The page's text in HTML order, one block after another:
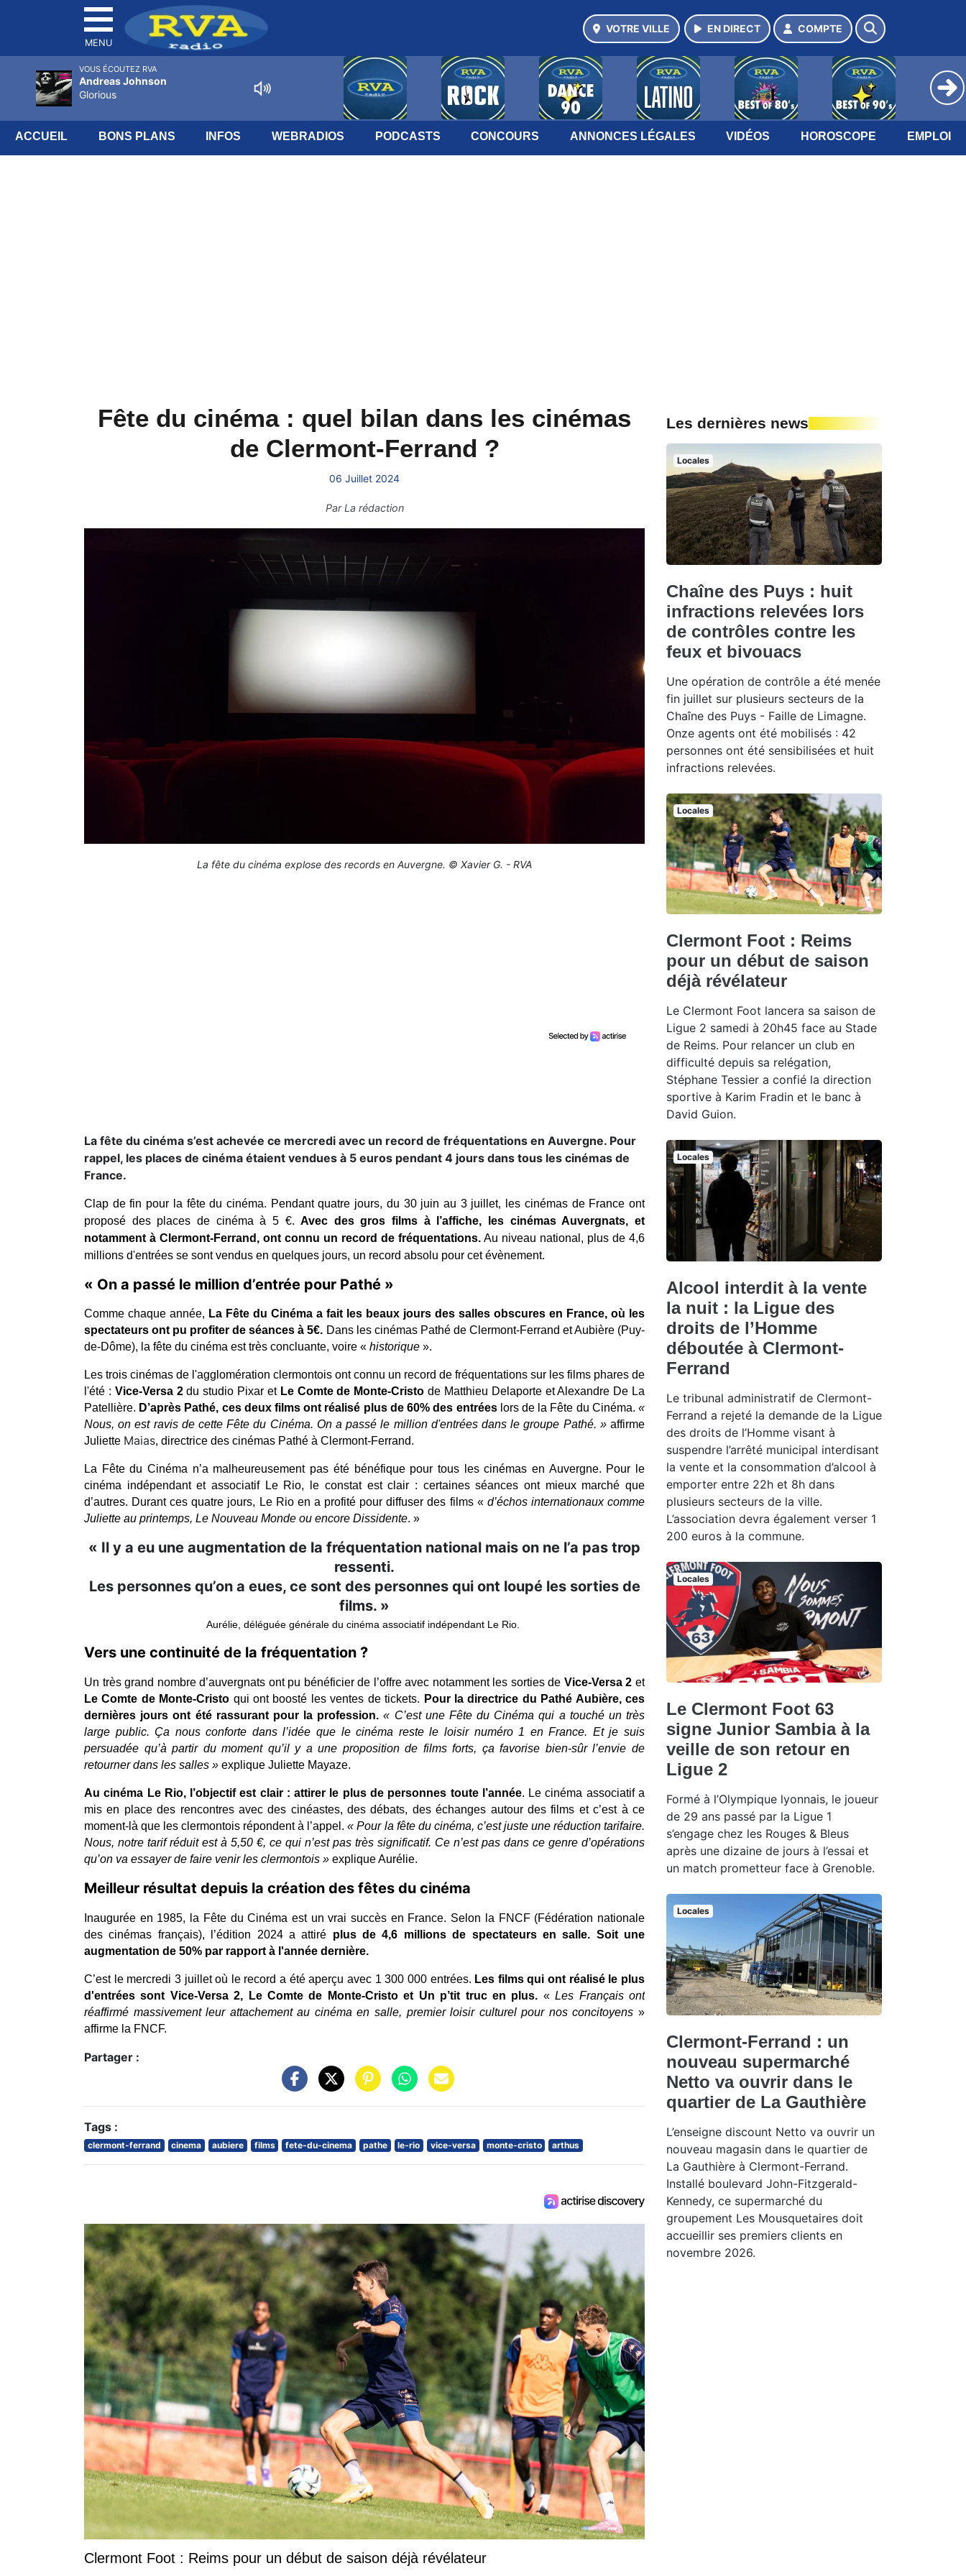
MENU
VOTRE VILLE EN DIRECT COMPTE
ACCUEIL BONS PLANS INFOS WEBRADIOS PODCASTS CONCOURS ANNONCES LÉGALES VIDÉOS HOROSCOPE EMPLOI
Fête du cinéma : quel bilan dans les cinémas
de Clermont-Ferrand ?
06 Juillet 2024
ParLa rédaction
La fête du cinéma explose des records en Auvergne. © Xavier G. - RVA
La fête du cinéma s’est achevée ce mercredi avec un record de fréquentations en Auvergne. Pour
rappel, les places de cinéma étaient vendues à 5 euros pendant 4 jours dans tous les cinémas de
France.
Clap de fin pour la fête du cinéma. Pendant quatre jours, du 30 juin au 3 juillet, les cinémas de France ont
proposé des places de cinéma à 5 €. Avec des gros films à l’affiche, les cinémas Auvergnats, et
notamment à Clermont-Ferrand, ont connu un record de fréquentations. Au niveau national, plus de 4,6
millions d'entrées se sont vendus en quelques jours, un record absolu pour cet évènement.
« On a passé le million d’entrée pour Pathé »
Comme chaque année, La Fête du Cinéma a fait les beaux jours des salles obscures en France, où les
spectateurs ont pu profiter de séances à 5€. Dans les cinémas Pathé de Clermont-Ferrand et Aubière (Puy-
de-Dôme), la fête du cinéma est très concluante, voire « historique ».
Les trois cinémas de l'agglomération clermontois ont connu un record de fréquentations sur les films phares de
l'été : Vice-Versa 2 du studio Pixar et Le Comte de Monte-Cristo de Matthieu Delaporte et Alexandre De La
Patellière. D’après Pathé, ces deux films ont réalisé plus de 60% des entrées lors de la Fête du Cinéma. «
Nous, on est ravis de cette Fête du Cinéma. On a passé le million d'entrées dans le groupe Pathé. » affirme
Juliette Maias, directrice des cinémas Pathé à Clermont-Ferrand.
La Fête du Cinéma n’a malheureusement pas été bénéfique pour tous les cinémas en Auvergne. Pour le
cinéma indépendant et associatif Le Rio, le constat est clair : certaines séances ont mieux marché que
d’autres. Durant ces quatre jours, Le Rio en a profité pour diffuser des films « d’échos internationaux comme
Juliette au printemps, Le Nouveau Monde ou encore Dissidente. »
« Il y a eu une augmentation de la fréquentation national mais on ne l’a pas trop
ressenti.
Les personnes qu’on a eues, ce sont des personnes qui ont loupé les sorties de
films. »
Aurélie, déléguée générale du cinéma associatif indépendant Le Rio.
Vers une continuité de la fréquentation ?
Un très grand nombre d’auvergnats ont pu bénéficier de l’offre avec notamment les sorties de Vice-Versa 2
Le Comte de Monte-Cristo qui ont boosté les ventes de tickets. Pour la directrice du Pathé Aubière, ces
dernières jours ont été rassurant pour la profession. « C’est une Fête du Cinéma qui a touché un très
large public. Ça nous conforte dans l’idée que le cinéma reste le loisir numéro 1 en France. Et je suis
persuadée qu’à partir du moment qu’il y a une proposition de films forts, ça favorise bien-sûr l’envie de
retourner dans les salles » explique Juliette Mayaze.
Au cinéma Le Rio, l’objectif est clair : attirer le plus de personnes toute l’année. Le cinéma associatif a
mis en place des rencontres avec des cinéastes, des débats, des échanges autour des films et c’est à ce
moment-là que les clermontois répondent à l’appel. « Pour la fête du cinéma, c’est juste une réduction tarifaire.
Nous, notre tarif réduit est à 5,50 €, ce qui n’est pas très significatif. Ce n’est pas dans ce genre d’opérations
qu’on va essayer de faire venir les clermontois » explique Aurélie.
Meilleur résultat depuis la création des fêtes du cinéma
Inaugurée en 1985, la Fête du Cinéma est un vrai succès en France. Selon la FNCF (Fédération nationale
des cinémas français), l’édition 2024 a attiré plus de 4,6 millions de spectateurs en salle. Soit une
augmentation de 50% par rapport à l'année dernière.
C’est le mercredi 3 juillet où le record a été aperçu avec 1 300 000 entrées. Les films qui ont réalisé le plus
d'entrées sont Vice-Versa 2, Le Comte de Monte-Cristo et Un p’tit truc en plus. « Les Français ont
réaffirmé massivement leur attachement au cinéma en salle, premier loisir culturel pour nos concitoyens »
affirme la FNCF.
Partager :
Tags :
clermont-ferrand cinema aubiere films fete-du-cinema pathe le-rio vice-versa monte-cristo arthus
Clermont Foot : Reims pour un début de saison déjà révélateur
Les dernières news
Locales
Chaîne des Puys : huit
infractions relevées lors
de contrôles contre les
feux et bivouacs
Une opération de contrôle a été menée
fin juillet sur plusieurs secteurs de la
Chaîne des Puys - Faille de Limagne.
Onze agents ont été mobilisés : 42
personnes ont été sensibilisées et huit
infractions relevées.
Locales
Clermont Foot : Reims
pour un début de saison
déjà révélateur
Le Clermont Foot lancera sa saison de
Ligue 2 samedi à 20h45 face au Stade
de Reims. Pour relancer un club en
difficulté depuis sa relégation,
Stéphane Tessier a confié la direction
sportive à Karim Fradin et le banc à
David Guion.
Locales
Alcool interdit à la vente
la nuit : la Ligue des
droits de l’Homme
déboutée à Clermont-
Ferrand
Le tribunal administratif de Clermont-
Ferrand a rejeté la demande de la Ligue
des droits de l’Homme visant à
suspendre l’arrêté municipal interdisant
la vente et la consommation d’alcool à
emporter entre 22h et 8h dans
plusieurs secteurs de la ville.
L’association devra également verser 1
200 euros à la commune.
Locales
Le Clermont Foot 63
signe Junior Sambia à la
veille de son retour en
Ligue 2
Formé à l’Olympique lyonnais, le joueur
de 29 ans passé par la Ligue 1
s’engage chez les Rouges & Bleus
après une dizaine de jours à l’essai et
un match prometteur face à Grenoble.
Locales
Clermont-Ferrand : un
nouveau supermarché
Netto va ouvrir dans le
quartier de La Gauthière
L’enseigne discount Netto va ouvrir un
nouveau magasin dans le quartier de
La Gauthière à Clermont-Ferrand.
Installé boulevard John-Fitzgerald-
Kennedy, ce supermarché du
groupement Les Mousquetaires doit
accueillir ses premiers clients en
novembre 2026.
VOUS ÉCOUTEZ RVA
Andreas Johnson
Glorious